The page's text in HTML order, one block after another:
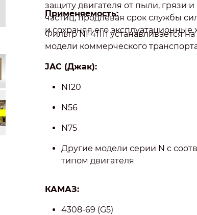
защиту двигателя от пыли, грязи
частиц, продлевая срок службы
и сохраняя его эксплуатационные
Применяемость:
Фильтр NF41111 устанавливается
модели коммерческого
JAC (Джак):
N120
N56
N75
Другие модели серии N с
типом двигателя
КАМАЗ:
4308-69 (G5)